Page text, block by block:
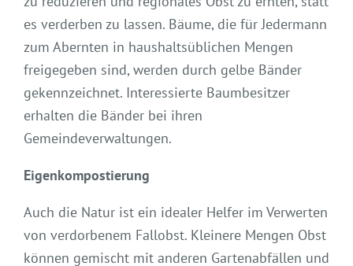
es verderben zu lassen. Bäume, die für Jedermann
zum Abernten in haushaltsüblichen Mengen
freigegeben sind, werden durch gelbe Bänder
gekennzeichnet. Interessierte Baumbesitzer
erhalten die Bänder bei ihren
Gemeindeverwaltungen.
Eigenkompostierung
Auch die Natur ist ein idealer Helfer im Verwerten
von verdorbenem Fallobst. Kleinere Mengen Obst
können gemischt mit anderen Gartenabfällen und